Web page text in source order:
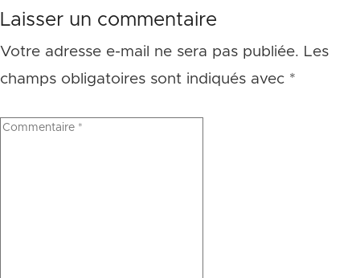
Laisser un commentaire
Votre adresse e-mail ne sera pas publiée. Les
champs obligatoires sont indiqués avec *